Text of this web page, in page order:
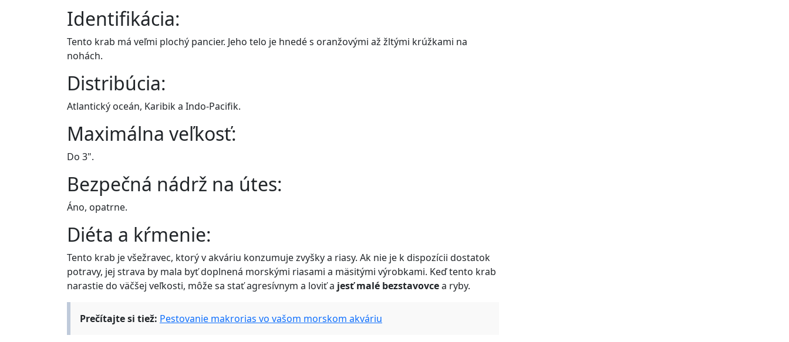
Identifikácia:
Tento krab má veľmi plochý pancier. Jeho telo je hnedé s oranžovými až žltými krúžkami na
nohách.
Distribúcia:
Atlantický oceán, Karibik a Indo-Pacifik.
Maximálna veľkosť:
Do 3".
Bezpečná nádrž na útes:
Áno, opatrne.
Diéta a kŕmenie:
Tento krab je všežravec, ktorý v akváriu konzumuje zvyšky a riasy. Ak nie je k dispozícii dostatok
potravy, jej strava by mala byť doplnená morskými riasami a mäsitými výrobkami. Keď tento krab
narastie do väčšej veľkosti, môže sa stať agresívnym a loviť a jesť malé bezstavovcea ryby.
Prečítajte si tiež: Pestovanie makrorias vo vašom morskom akváriu